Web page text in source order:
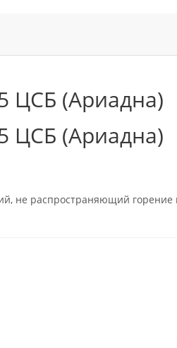
ЦСБ (Ариадна)
ЦСБ (Ариадна)
не распространяющий горение